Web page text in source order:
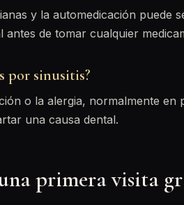
y la automedicación puede
de tomar cualquier
por sinusitis?
o la alergia, normalmente en
una causa dental.
primera visita